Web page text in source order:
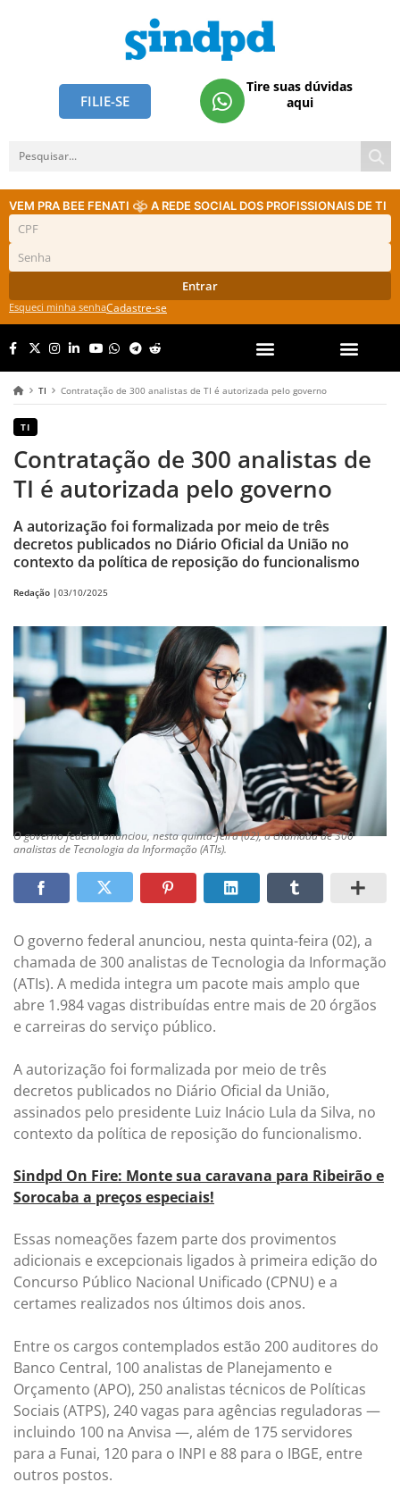
FILIE-SE
Tire suas dúvidas
aqui
VEM PRA BEE FENATI A REDE SOCIAL DOS PROFISSIONAIS DE TI
Entrar
Esqueci minha senhaCadastre-se
TI Contratação de 300 analistas de TI é autorizada pelo governo
TI
Contratação de 300 analistas de
TI é autorizada pelo governo
A autorização foi formalizada por meio de três
decretos publicados no Diário Oficial da União no
contexto da política de reposição do funcionalismo
Redação |03/10/2025
O governo federal anunciou, nesta quinta-feira (02), a chamada de 300
analistas de Tecnologia da Informação (ATIs).
O governo federal anunciou, nesta quinta-feira (02), a
chamada de 300 analistas de Tecnologia da Informação
(ATIs). A medida integra um pacote mais amplo que
abre 1.984 vagas distribuídas entre mais de 20 órgãos
e carreiras do serviço público.
A autorização foi formalizada por meio de três
decretos publicados no Diário Oficial da União,
assinados pelo presidente Luiz Inácio Lula da Silva, no
contexto da política de reposição do funcionalismo.
Sindpd On Fire: Monte sua caravana para Ribeirão e
Sorocaba a preços especiais!
Essas nomeações fazem parte dos provimentos
adicionais e excepcionais ligados à primeira edição do
Concurso Público Nacional Unificado (CPNU) e a
certames realizados nos últimos dois anos.
Entre os cargos contemplados estão 200 auditores do
Banco Central, 100 analistas de Planejamento e
Orçamento (APO), 250 analistas técnicos de Políticas
Sociais (ATPS), 240 vagas para agências reguladoras —
incluindo 100 na Anvisa —, além de 175 servidores
para a Funai, 120 para o INPI e 88 para o IBGE, entre
outros postos.